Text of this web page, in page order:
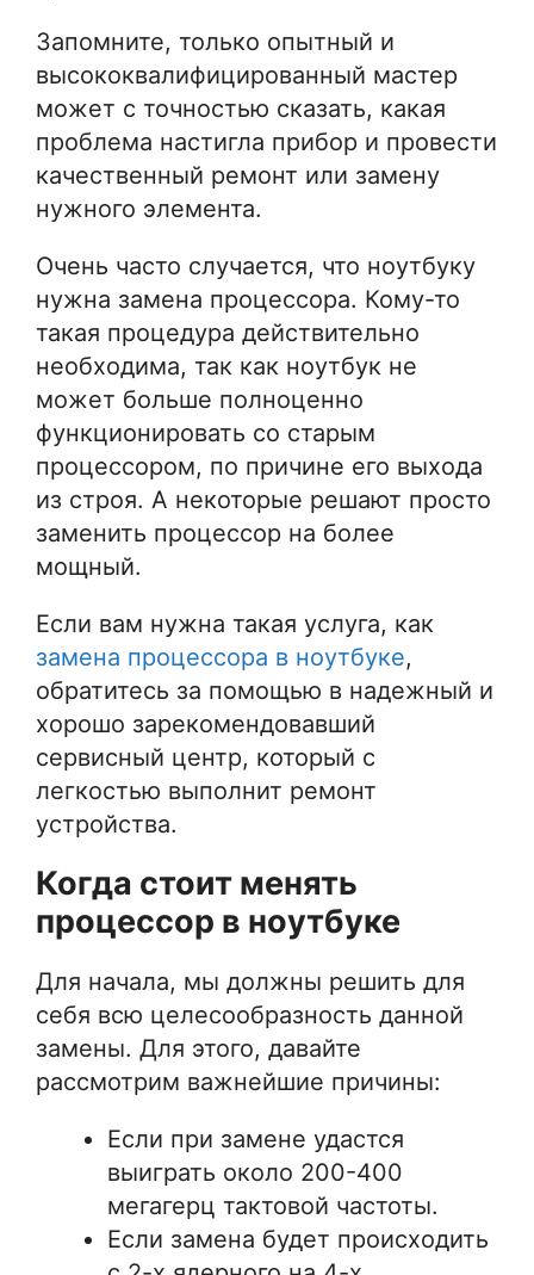
Запомните, только опытный и
высококвалифицированный мастер
может с точностью сказать, какая
проблема настигла прибор и провести
качественный ремонт или замену
нужного элемента.
Очень часто случается, что ноутбуку
нужна замена процессора. Кому-то
такая процедура действительно
необходима, так как ноутбук не
может больше полноценно
функционировать со старым
процессором, по причине его выхода
из строя. А некоторые решают просто
заменить процессор на более
мощный.
Если вам нужна такая услуга, как
замена процессора в ноутбуке,
обратитесь за помощью в надежный и
хорошо зарекомендовавший
сервисный центр, который с
легкостью выполнит ремонт
устройства.
Когда стоит менять
процессор в ноутбуке
Для начала, мы должны решить для
себя всю целесообразность данной
замены. Для этого, давайте
рассмотрим важнейшие причины:
Если при замене удастся
выиграть около 200-400
мегагерц тактовой частоты.
Если замена будет происходить